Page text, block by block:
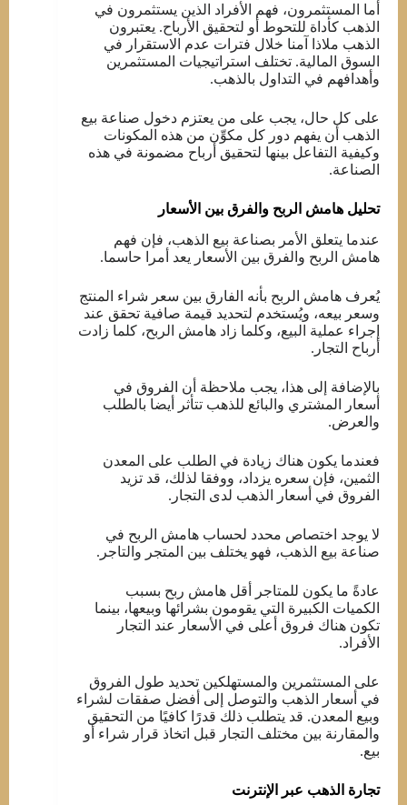
أما المستثمرون، فهم الأفراد الذين يستثمرون في
الذهب كأداة للتحوط أو لتحقيق الأرباح. يعتبرون
الذهب ملاذا آمنا خلال فترات عدم الاستقرار في
السوق المالية. تختلف استراتيجيات المستثمرين
وأهدافهم في التداول بالذهب.
على كل حال، يجب على من يعتزم دخول صناعة بيع
الذهب أن يفهم دور كل مكوِّن من هذه المكونات
وكيفية التفاعل بينها لتحقيق أرباح مضمونة في هذه
الصناعة.
تحليل هامش الربح والفرق بين الأسعار
عندما يتعلق الأمر بصناعة بيع الذهب، فإن فهم
هامش الربح والفرق بين الأسعار يعد أمرا حاسما.
يُعرف هامش الربح بأنه الفارق بين سعر شراء المنتج
وسعر بيعه، ويُستخدم لتحديد قيمة صافية تحقق عند
إجراء عملية البيع، وكلما زاد هامش الربح، كلما زادت
أرباح التجار.
بالإضافة إلى هذا، يجب ملاحظة أن الفروق في
أسعار المشتري والبائع للذهب تتأثر أيضا بالطلب
والعرض.
فعندما يكون هناك زيادة في الطلب على المعدن
الثمين، فإن سعره يزداد، ووفقا لذلك، قد تزيد
الفروق في أسعار الذهب لدى التجار.
لا يوجد اختصاص محدد لحساب هامش الربح في
صناعة بيع الذهب، فهو يختلف بين المتجر والتاجر.
عادةً ما يكون للمتاجر أقل هامش ربح بسبب
الكميات الكبيرة التي يقومون بشرائها وبيعها، بينما
تكون هناك فروق أعلى في الأسعار عند التجار
الأفراد.
على المستثمرين والمستهلكين تحديد طول الفروق
في أسعار الذهب والتوصل إلى أفضل صفقات لشراء
وبيع المعدن. قد يتطلب ذلك قدرًا كافيًا من التحقيق
والمقارنة بين مختلف التجار قبل اتخاذ قرار شراء أو
بيع.
تجارة الذهب عبر الإنترنت